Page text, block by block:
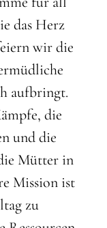
das Herz
wir die
aufbringt.
die
und die
Mütter in
Mission ist
zu